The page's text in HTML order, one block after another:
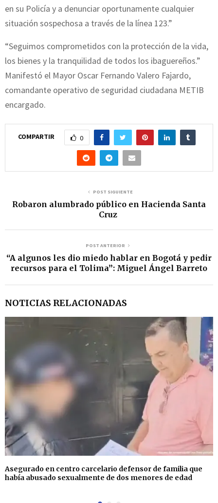
en su Policía y a denunciar oportunamente cualquier
situación sospechosa a través de la línea 123.”
“Seguimos comprometidos con la protección de la vida,
los bienes y la tranquilidad de todos los ibaguereños.”
Manifestó el Mayor Oscar Fernando Valero Fajardo,
comandante operativo de seguridad ciudadana METIB
encargado.
COMPARTIR 0
POST SIGUIENTE
Robaron alumbrado público en Hacienda Santa
Cruz
POST ANTERIOR
“A algunos les dio miedo hablar en Bogotá y pedir
recursos para el Tolima”: Miguel Ángel Barreto
NOTICIAS RELACIONADAS
Asegurado en centro carcelario defensor de familia que
había abusado sexualmente de dos menores de edad